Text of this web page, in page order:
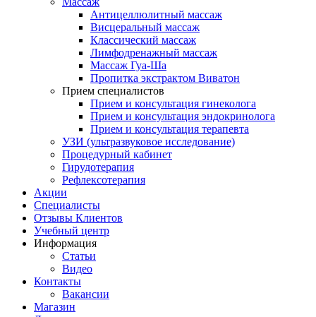
Антицеллюлитный массаж
Висцеральный массаж
Классический массаж
Лимфодренажный массаж
Массаж Гуа-Ша
Пропитка экстрактом Виватон
Прием специалистов
Прием и консультация гинеколога
Прием и консультация эндокринолога
Прием и консультация терапевта
УЗИ (ультразвуковое исследование)
Процедурный кабинет
Гирудотерапия
Рефлексотерапия
Акции
Специалисты
Отзывы Клиентов
Учебный центр
Информация
Статьи
Видео
Контакты
Вакансии
Магазин